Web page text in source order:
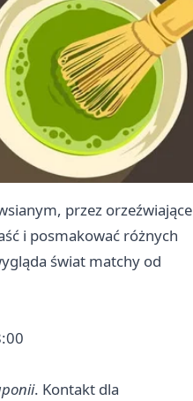
przez orzeźwiające
i posmakować różnych
świat matchy od
. Kontakt dla